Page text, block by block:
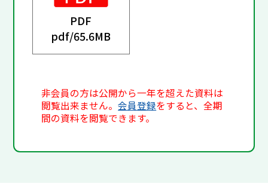
PDF
pdf/65.6MB
非会員の方は公開から一年を超えた資料は
閲覧出来ません。会員登録をすると、全期
間の資料を閲覧できます。